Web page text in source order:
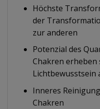
Höchste
der
zur anderen
Potenzial des
Chakren erheben
Lichtbewusstsein
Inneres
Chakren